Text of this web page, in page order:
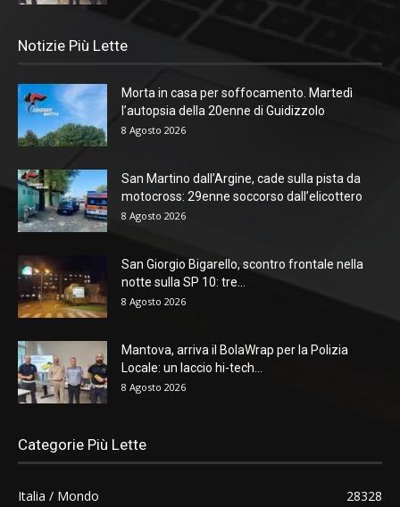
Notizie Più Lette
Morta in casa per soffocamento. Martedì
l’autopsia della 20enne di Guidizzolo
8 Agosto 2026
San Martino dall’Argine, cade sulla pista da
motocross: 29enne soccorso dall’elicottero
8 Agosto 2026
San Giorgio Bigarello, scontro frontale nella
notte sulla SP 10: tre...
8 Agosto 2026
Mantova, arriva il BolaWrap per la Polizia
Locale: un laccio hi-tech...
8 Agosto 2026
Categorie Più Lette
Italia / Mondo
28328